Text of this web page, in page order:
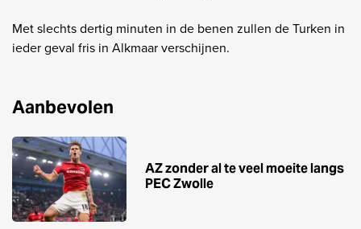
Met slechts dertig minuten in de benen zullen de Turken in
ieder geval fris in Alkmaar verschijnen.
Aanbevolen
AZ zonder al te veel moeite langs
PEC Zwolle